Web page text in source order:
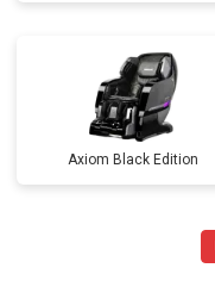
Axiom Black Edition